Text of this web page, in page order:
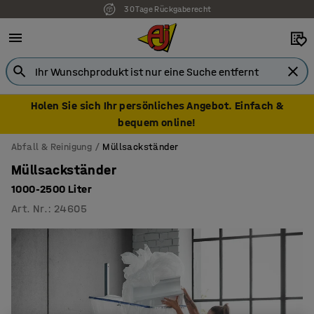
30 Tage Rückgaberecht
Holen Sie sich Ihr persönliches Angebot. Einfach &
bequem online!
Abfall & Reinigung Müllsackständer
Müllsackständer
1000-2500 Liter
Art. Nr. : 24605